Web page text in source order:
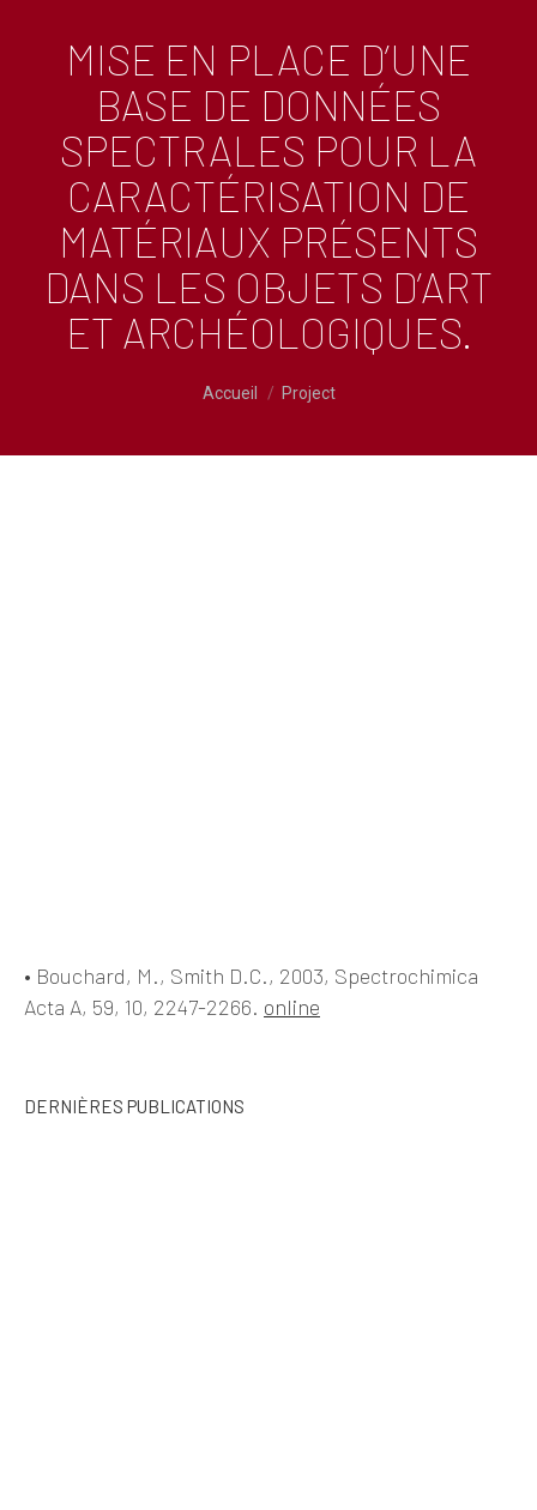
MISE EN PLACE D’UNE
BASE DE DONNÉES
SPECTRALES POUR LA
CARACTÉRISATION DE
MATÉRIAUX PRÉSENTS
DANS LES OBJETS D’ART
ET ARCHÉOLOGIQUES.
Accueil Project
• Bouchard, M., Smith D.C., 2003, Spectrochimica
Acta A, 59, 10, 2247-2266. online
DERNIÈRES PUBLICATIONS